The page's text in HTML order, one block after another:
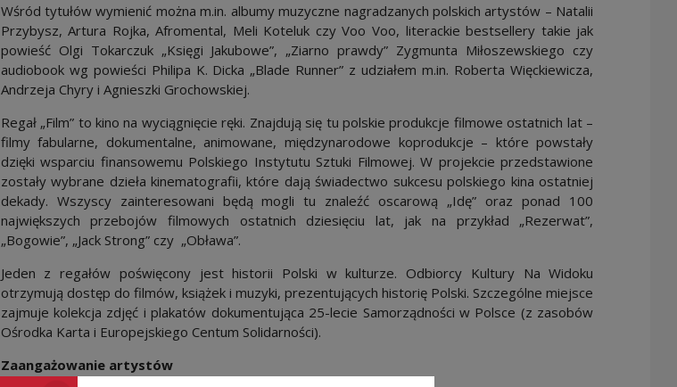
Wśród tytułów wymienić można m.in. albumy muzyczne nagradzanych polskich artystów – Natalii
Przybysz, Artura Rojka, Afromental, Meli Koteluk czy Voo Voo, literackie bestsellery takie jak
powieść Olgi Tokarczuk „Księgi Jakubowe”, „Ziarno prawdy” Zygmunta Miłoszewskiego czy
audiobook wg powieści Philipa K. Dicka „Blade Runner” z udziałem m.in. Roberta Więckiewicza,
Andrzeja Chyry i Agnieszki Grochowskiej.
Regał „Film” to kino na wyciągnięcie ręki. Znajdują się tu polskie produkcje filmowe ostatnich lat –
filmy fabularne, dokumentalne, animowane, międzynarodowe koprodukcje – które powstały
dzięki wsparciu finansowemu Polskiego Instytutu Sztuki Filmowej. W projekcie przedstawione
zostały wybrane dzieła kinematografii, które dają świadectwo sukcesu polskiego kina ostatniej
dekady. Wszyscy zainteresowani będą mogli tu znaleźć oscarową „Idę” oraz ponad 100
największych przebojów filmowych ostatnich dziesięciu lat, jak na przykład „Rezerwat”,
„Bogowie”, „Jack Strong” czy „Obława”.
Jeden z regałów poświęcony jest historii Polski w kulturze. Odbiorcy Kultury Na Widoku
otrzymują dostęp do filmów, książek i muzyki, prezentujących historię Polski. Szczególne miejsce
zajmuje kolekcja zdjęć i plakatów dokumentująca 25-lecie Samorządności w Polsce (z zasobów
Ośrodka Karta i Europejskiego Centum Solidarności).
Zaangażowanie artystów